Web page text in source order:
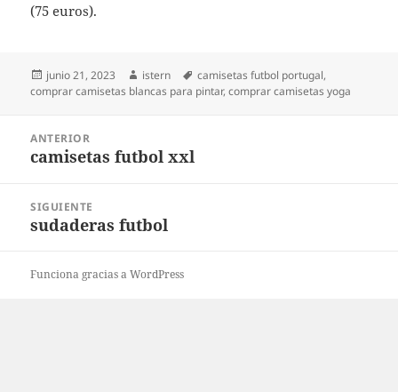
(75 euros).
Publicado
el
junio 21, 2023 Autor
istern Etiquetas
camisetas futbol portugal,
comprar camisetas blancas para pintar,comprar camisetas yoga
entradas
ANTERIOR
Entrada
camisetas futbol xxl
SIGUIENTE
Entrada
sudaderas futbol
Funciona gracias a WordPress